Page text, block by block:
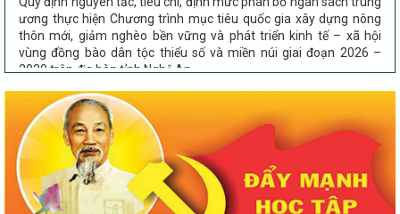
thôn mới, giảm nghèo bền vững và phát triển kinh tế – xã hội
vùng đồng bào dân tộc thiểu số và miền núi giai đoạn 2026 –
2030 trên địa bàn tỉnh Nghệ An
Chỉ Thị số 22-CT/TU
nông thôn mới, giảm nghèo bền vững và phát triển kinh tế – xã
hội vùng đồng bào dân tộc thiểu số và miền núi giai đoạn 2026 –
2030 trên địa bàn tỉnh Nghệ An
Quyết định số 2490/QĐ-UBND
Về việc thành lập Ban Chỉ đạo Chương trình mục tiều quốc gia xây
dựng nông thôn mới, giảm nghèo bền vững và phát triển kinh tế –